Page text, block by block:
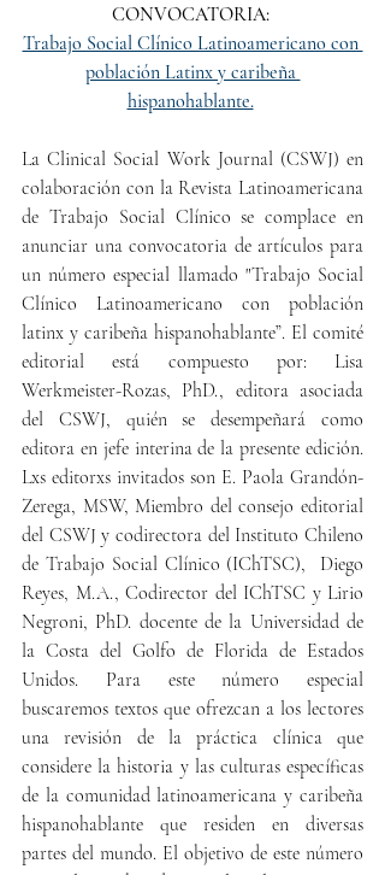
CONVOCATORIA:
Trabajo Social Clínico Latinoamericano con
población Latinx y caribeña
hispanohablante.
La Clinical Social Work Journal (CSWJ) en
colaboración con la Revista Latinoamericana
de Trabajo Social Clínico se complace en
anunciar una convocatoria de artículos para
un número especial llamado "Trabajo Social
Clínico Latinoamericano con población
latinx y caribeña hispanohablante”. El comité
editorial está compuesto por: Lisa
Werkmeister-Rozas, PhD., editora asociada
del CSWJ, quién se desempeñará como
editora en jefe interina de la presente edición.
Lxs editorxs invitados son E. Paola Grandón-
Zerega, MSW, Miembro del consejo editorial
del CSWJ y codirectora del Instituto Chileno
de Trabajo Social Clínico (IChTSC),  Diego
Reyes, M.A., Codirector del IChTSC y Lirio
Negroni, PhD. docente de la Universidad de
la Costa del Golfo de Florida de Estados
Unidos. Para este número especial
buscaremos textos que ofrezcan a los lectores
una revisión de la práctica clínica que
considere la historia y las culturas específicas
de la comunidad latinoamericana y caribeña
hispanohablante que residen en diversas
partes del mundo. El objetivo de este número